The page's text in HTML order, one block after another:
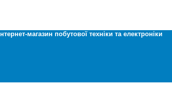
Інтернет-магазин побутової техніки та електроніки